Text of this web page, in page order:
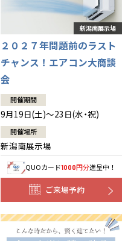
２０２７年問題前のラスト
チャンス！エアコン大商談
会
開催期間
9月19日(土)～23日(水・祝)
開催場所
新潟南展示場
QUOカード1000円分進呈中！
ご来場予約